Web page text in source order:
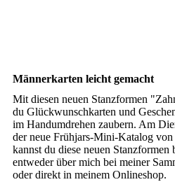
Männerkarten leicht gemacht
Mit diesen neuen Stanzformen
du Glückwunschkarten und
im Handumdrehen zaubern. Am
der neue Frühjars-Mini-Katalog
kannst du diese neuen Stanzformen
entweder über mich bei meiner
oder direkt in meinem Onlineshop.